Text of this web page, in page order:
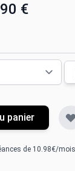
€
panier
de 10.98€/